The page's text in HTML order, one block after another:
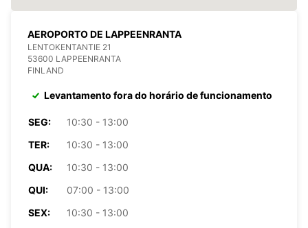
AEROPORTO DE LAPPEENRANTA
LENTOKENTANTIE 21
53600 LAPPEENRANTA
FINLAND
Levantamento fora do horário de funcionamento
SEG:
10:30 - 13:00
TER:
10:30 - 13:00
QUA:
10:30 - 13:00
QUI:
07:00 - 13:00
SEX:
10:30 - 13:00